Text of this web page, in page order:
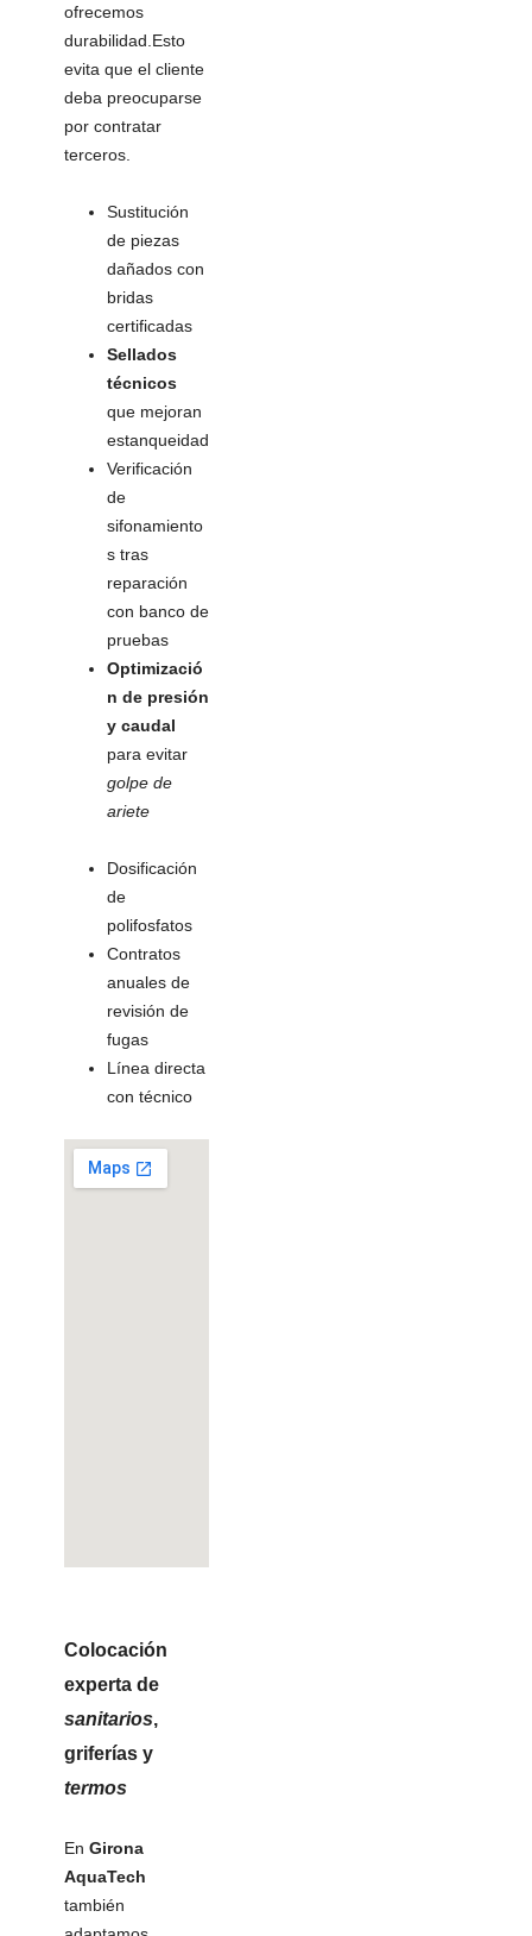
ofrecemos
durabilidad.Esto
evita que el cliente
deba preocuparse
por contratar
terceros.
Sustitución
de piezas
dañados con
bridas
certificadas
Sellados
técnicos
que mejoran
estanqueidad
Verificación
de
sifonamiento
s tras
reparación
con banco de
pruebas
Optimizació
n de presión
y caudal
para evitar
golpe de
ariete
Dosificación
de
polifosfatos
Contratos
anuales de
revisión de
fugas
Línea directa
con técnico
Colocación
experta de
sanitarios,
griferías y
termos
En Girona
AquaTech
también